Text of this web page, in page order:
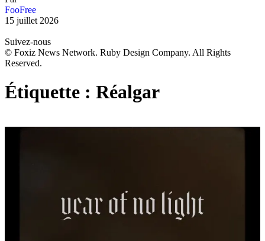
FooFree
15 juillet 2026
Suivez-nous
© Foxiz News Network. Ruby Design Company. All Rights
Reserved.
Étiquette : Réalgar